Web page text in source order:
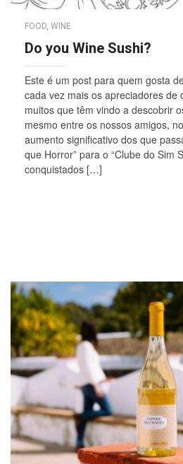
FOOD, WINE
Do you Wine Sushi?
Este é um post para quem gosta
cada vez mais os apreciadores de
muitos que têm vindo a descobrir
mesmo entre os nossos amigos,
aumento significativo dos que
que Horror” para o “Clube do Sim
conquistados […]